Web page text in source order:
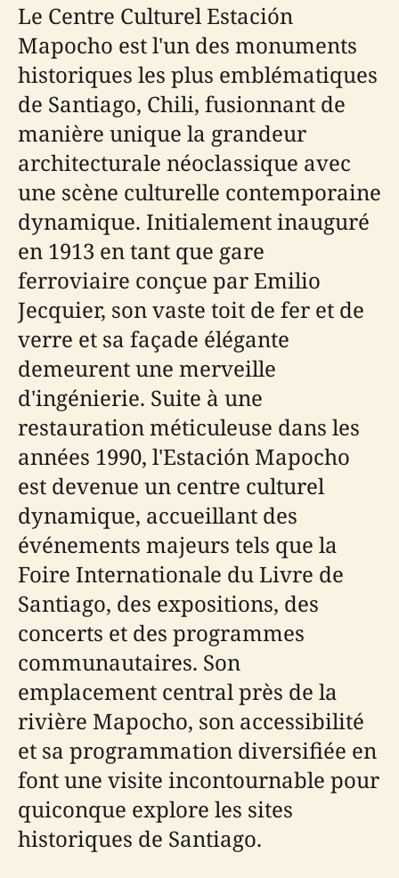
Le Centre Culturel Estación
Mapocho est l'un des monuments
historiques les plus emblématiques
de Santiago, Chili, fusionnant de
manière unique la grandeur
architecturale néoclassique avec
une scène culturelle contemporaine
dynamique. Initialement inauguré
en 1913 en tant que gare
ferroviaire conçue par Emilio
Jecquier, son vaste toit de fer et de
verre et sa façade élégante
demeurent une merveille
d'ingénierie. Suite à une
restauration méticuleuse dans les
années 1990, l'Estación Mapocho
est devenue un centre culturel
dynamique, accueillant des
événements majeurs tels que la
Foire Internationale du Livre de
Santiago, des expositions, des
concerts et des programmes
communautaires. Son
emplacement central près de la
rivière Mapocho, son accessibilité
et sa programmation diversifiée en
font une visite incontournable pour
quiconque explore les sites
historiques de Santiago.